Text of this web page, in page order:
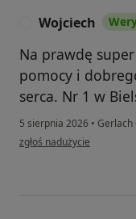
Wojciech
Na prawdę
pomocy i
serca. Nr 1 w
5 sierpnia 2026 • Gerlach
w opinii użytkownika
zgłoś nadużycie